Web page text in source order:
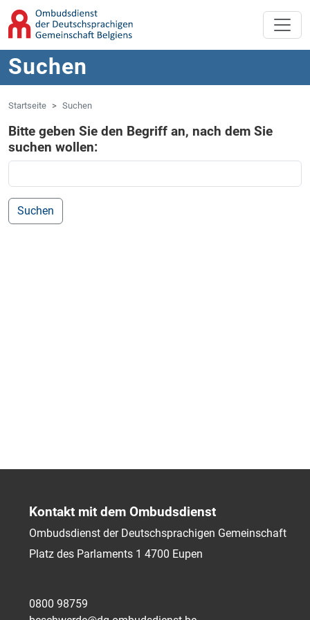
Zum Hauptinhalt springen
Suchen
Startseite Suchen
Bitte geben Sie den Begriff an, nach dem Sie
suchen wollen:
Kontakt mit dem Ombudsdienst
Ombudsdienst der Deutschsprachigen Gemeinschaft
Platz des Parlaments 1 4700 Eupen
0800 98759